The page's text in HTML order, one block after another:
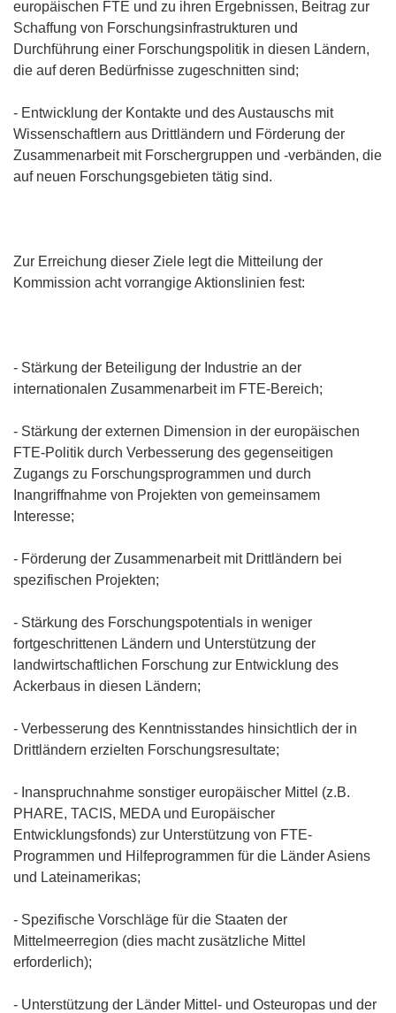
europäischen FTE und zu ihren Ergebnissen, Beitrag zur
Schaffung von Forschungsinfrastrukturen und
Durchführung einer Forschungspolitik in diesen Ländern,
die auf deren Bedürfnisse zugeschnitten sind;
- Entwicklung der Kontakte und des Austauschs mit
Wissenschaftlern aus Drittländern und Förderung der
Zusammenarbeit mit Forschergruppen und -verbänden, die
auf neuen Forschungsgebieten tätig sind.
Zur Erreichung dieser Ziele legt die Mitteilung der
Kommission acht vorrangige Aktionslinien fest:
- Stärkung der Beteiligung der Industrie an der
internationalen Zusammenarbeit im FTE-Bereich;
- Stärkung der externen Dimension in der europäischen
FTE-Politik durch Verbesserung des gegenseitigen
Zugangs zu Forschungsprogrammen und durch
Inangriffnahme von Projekten von gemeinsamem
Interesse;
- Förderung der Zusammenarbeit mit Drittländern bei
spezifischen Projekten;
- Stärkung des Forschungspotentials in weniger
fortgeschrittenen Ländern und Unterstützung der
landwirtschaftlichen Forschung zur Entwicklung des
Ackerbaus in diesen Ländern;
- Verbesserung des Kenntnisstandes hinsichtlich der in
Drittländern erzielten Forschungsresultate;
- Inanspruchnahme sonstiger europäischer Mittel (z.B.
PHARE, TACIS, MEDA und Europäischer
Entwicklungsfonds) zur Unterstützung von FTE-
Programmen und Hilfeprogrammen für die Länder Asiens
und Lateinamerikas;
- Spezifische Vorschläge für die Staaten der
Mittelmeerregion (dies macht zusätzliche Mittel
erforderlich);
- Unterstützung der Länder Mittel- und Osteuropas und der